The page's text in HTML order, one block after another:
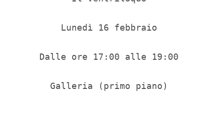
Lunedì 16 febbraio
Dalle ore 17:00 alle 19:00
Galleria (primo piano)